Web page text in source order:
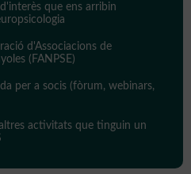
que ens arribin
d'Associacions de
(FANPSE)
per a socis (fòrum, webinars,
activitats que tinguin un